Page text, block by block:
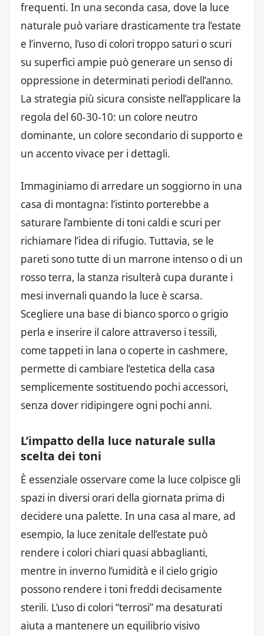
frequenti. In una seconda casa, dove la luce
naturale può variare drasticamente tra l’estate
e l’inverno, l’uso di colori troppo saturi o scuri
su superfici ampie può generare un senso di
oppressione in determinati periodi dell’anno.
La strategia più sicura consiste nell’applicare la
regola del 60-30-10: un colore neutro
dominante, un colore secondario di supporto e
un accento vivace per i dettagli.
Immaginiamo di arredare un soggiorno in una
casa di montagna: l’istinto porterebbe a
saturare l’ambiente di toni caldi e scuri per
richiamare l’idea di rifugio. Tuttavia, se le
pareti sono tutte di un marrone intenso o di un
rosso terra, la stanza risulterà cupa durante i
mesi invernali quando la luce è scarsa.
Scegliere una base di bianco sporco o grigio
perla e inserire il calore attraverso i tessili,
come tappeti in lana o coperte in cashmere,
permette di cambiare l’estetica della casa
semplicemente sostituendo pochi accessori,
senza dover ridipingere ogni pochi anni.
L’impatto della luce naturale sulla
scelta dei toni
È essenziale osservare come la luce colpisce gli
spazi in diversi orari della giornata prima di
decidere una palette. In una casa al mare, ad
esempio, la luce zenitale dell’estate può
rendere i colori chiari quasi abbaglianti,
mentre in inverno l’umidità e il cielo grigio
possono rendere i toni freddi decisamente
sterili. L’uso di colori “terrosi” ma desaturati
aiuta a mantenere un equilibrio visivo